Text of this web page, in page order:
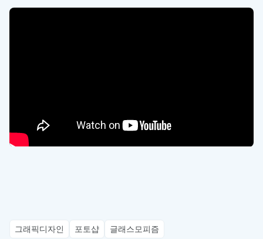
그래픽디자인 포토샵 글래스모피즘